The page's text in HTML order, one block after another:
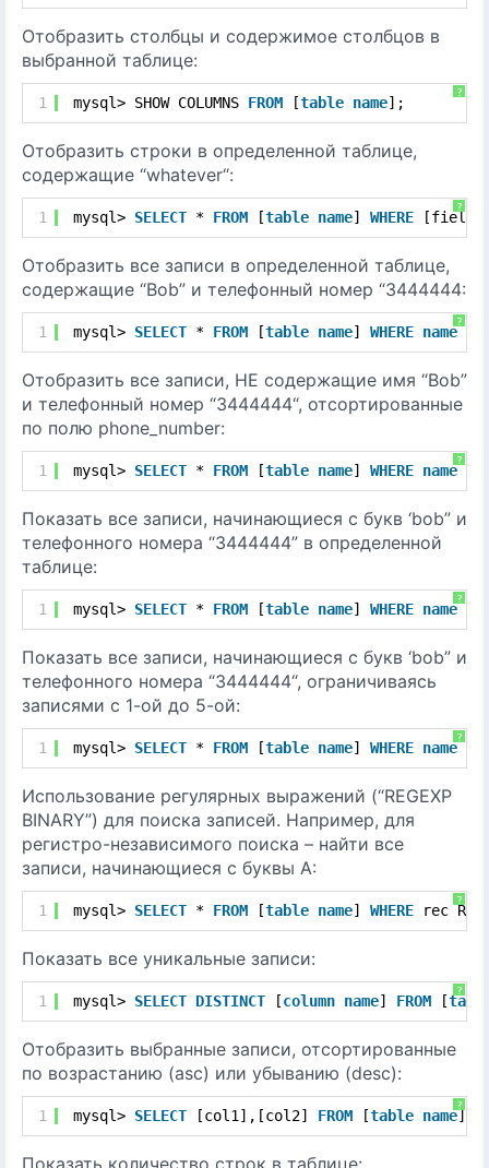
Отобразить столбцы и содержимое столбцов в
выбранной таблице:
?
1 mysql> SHOW COLUMNS FROM [table name];
Отобразить строки в определенной таблице,
содержащие “whatever“:
?
1 mysql> SELECT * FROM [table name] WHERE [field
Отобразить все записи в определенной таблице,
содержащие “Bob” и телефонный номер “3444444:
?
1 mysql> SELECT * FROM [table name] WHERE name
Отобразить все записи, НЕ содержащие имя “Bob”
и телефонный номер “3444444“, отсортированные
по полю phone_number:
?
1 mysql> SELECT * FROM [table name] WHERE name
Показать все записи, начинающиеся с букв ‘bob” и
телефонного номера “3444444” в определенной
таблице:
?
1 mysql> SELECT * FROM [table name] WHERE name
Показать все записи, начинающиеся с букв ‘bob” и
телефонного номера “3444444“, ограничиваясь
записями с 1-ой до 5-ой:
?
1 mysql> SELECT * FROM [table name] WHERE name
Использование регулярных выражений (“REGEXP
BINARY”) для поиска записей. Например, для
регистро-независимого поиска – найти все
записи, начинающиеся с буквы А:
?
1 mysql> SELECT * FROM [table name] WHERE rec
Показать все уникальные записи:
?
1 mysql> SELECT DISTINCT [column name] FROM [
Отобразить выбранные записи, отсортированные
по возрастанию (asc) или убыванию (desc):
?
1 mysql> SELECT [col1],[col2] FROM [table name]
Показать количество строк в таблице: